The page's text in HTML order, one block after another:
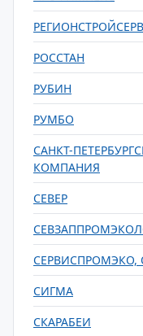
РОССТАН
РУБИН
РУМБО
САНКТ-
КОМПАНИЯ
СЕВЕР
СЕРВИСПРОМЭКО,
СИГМА
СКАРАБЕИ